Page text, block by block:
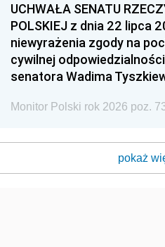
UCHWAŁA SENATU
POLSKIEJ z dnia 22 lipca
niewyrażenia zgody na
cywilnej
senatora Wadima
Monitor Polski rok 2026 poz.
pokaż